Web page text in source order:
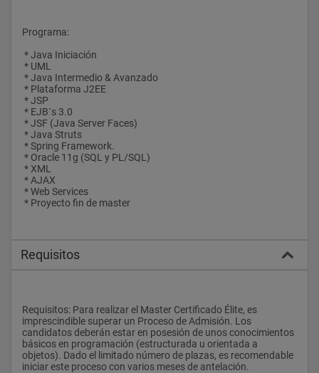
Programa:
* Java Iniciación
* UML
* Java Intermedio & Avanzado
* Plataforma J2EE
* JSP
* EJB´s 3.0
* JSF (Java Server Faces)
* Java Struts
* Spring Framework.
* Oracle 11g (SQL y PL/SQL)
* XML
* AJAX
* Web Services
* Proyecto fin de master
Requisitos
Requisitos: Para realizar el Master Certificado Élite, es
imprescindible superar un Proceso de Admisión. Los
candidatos deberán estar en posesión de unos conocimientos
básicos en programación (estructurada u orientada a
objetos). Dado el limitado número de plazas, es recomendable
iniciar este proceso con varios meses de antelación.